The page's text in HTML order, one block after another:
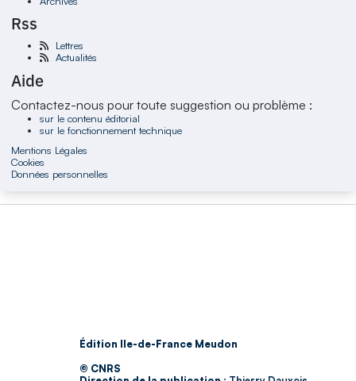
Rss
Lettres
Actualités
Aide
Contactez-nous pour toute suggestion ou problème :
sur le contenu éditorial
sur le fonctionnement technique
Mentions Légales
Cookies
Données personnelles
Édition Ile-de-France Meudon
© CNRS